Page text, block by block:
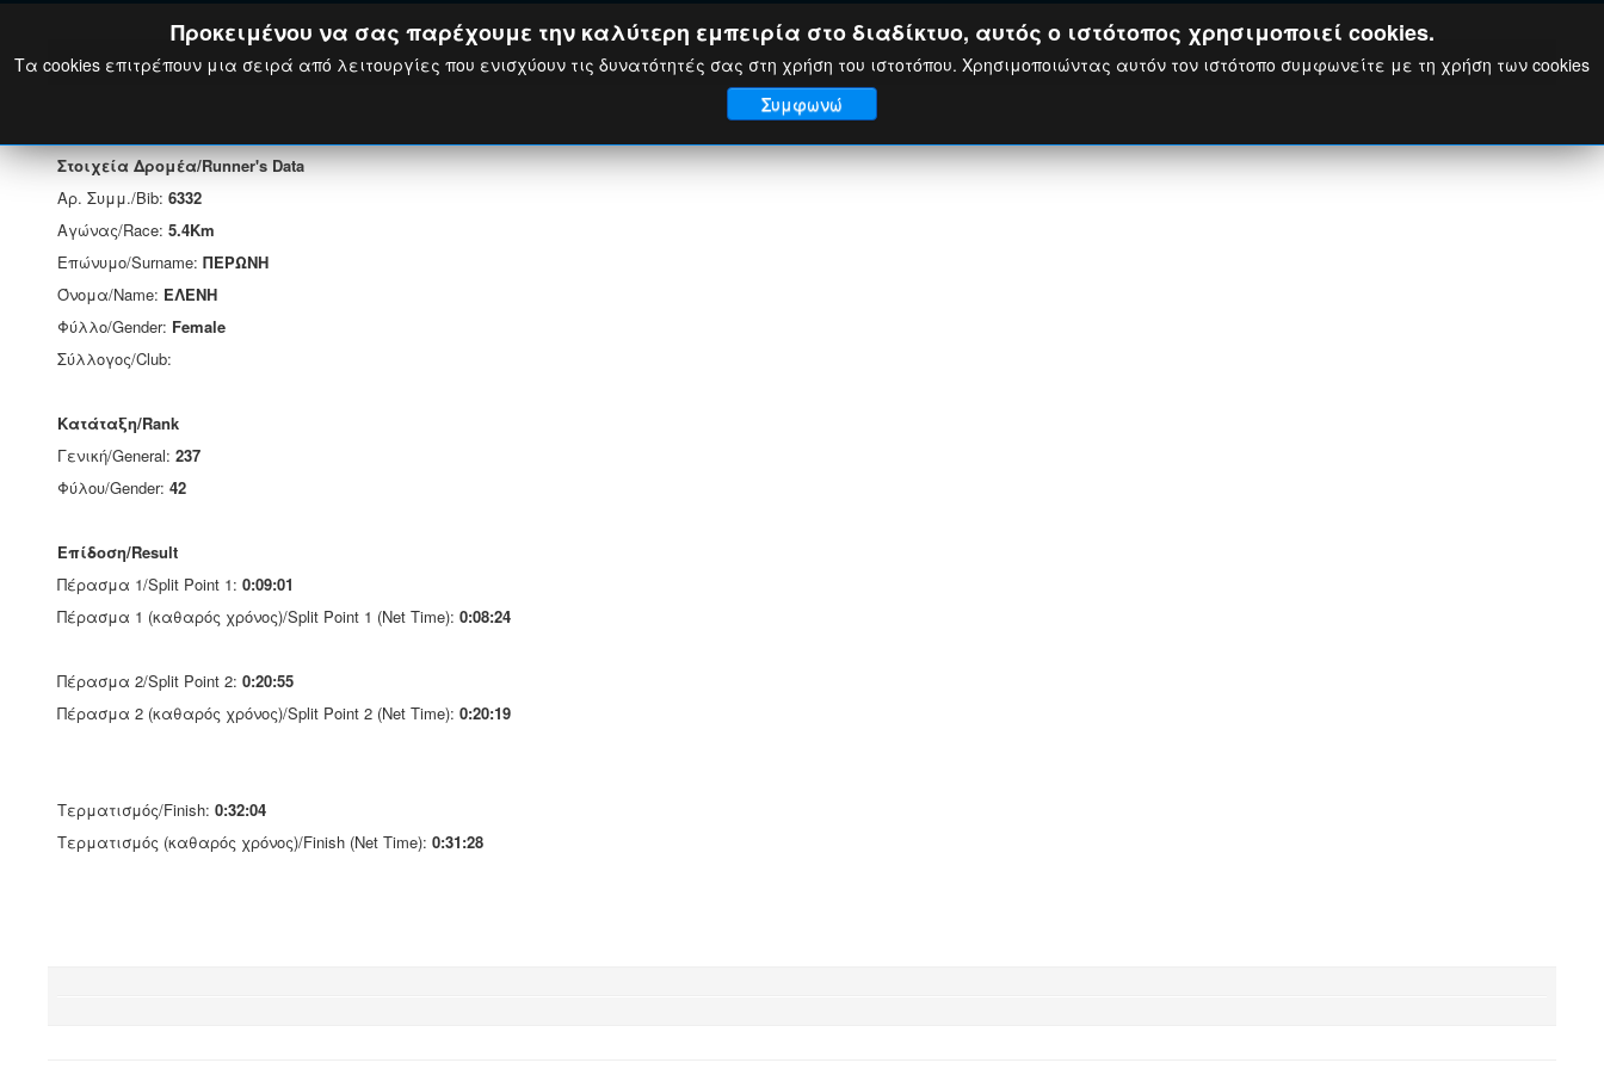
Στοιχεία Δρομέα/Runner's Data
Αρ. Συμμ./Bib: 6332
Αγώνας/Race: 5.4Km
Επώνυμο/Surname: ΠΕΡΩΝΗ
Όνομα/Name: ΕΛΕΝΗ
Φύλλο/Gender: Female
Σύλλογος/Club:
Κατάταξη/Rank
Γενική/General: 237
Φύλου/Gender: 42
Επίδοση/Result
Πέρασμα 1/Split Point 1: 0:09:01
Πέρασμα 1 (καθαρός χρόνος)/Split Point 1 (Net Time): 0:08:24
Πέρασμα 2/Split Point 2: 0:20:55
Πέρασμα 2 (καθαρός χρόνος)/Split Point 2 (Net Time): 0:20:19
Τερματισμός/Finish: 0:32:04
Τερματισμός (καθαρός χρόνος)/Finish (Net Time): 0:31:28
Προκειμένου να σας παρέχουμε την καλύτερη εμπειρία στο διαδίκτυο, αυτός ο ιστότοπος χρησιμοποιεί cookies.
Τα cookies επιτρέπουν μια σειρά από λειτουργίες που ενισχύουν τις δυνατότητές σας στη χρήση του ιστοτόπου. Χρησιμοποιώντας αυτόν τον ιστότοπο συμφωνείτε με τη χρήση των cookies
Συμφωνώ